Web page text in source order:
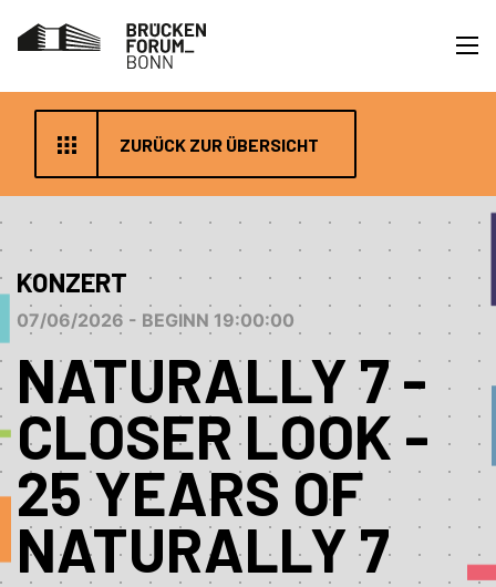
ZURÜCK ZUR ÜBERSICHT
KONZERT
07/06/2026 - BEGINN 19:00:00
NATURALLY 7 -
CLOSER LOOK -
25 YEARS OF
NATURALLY 7